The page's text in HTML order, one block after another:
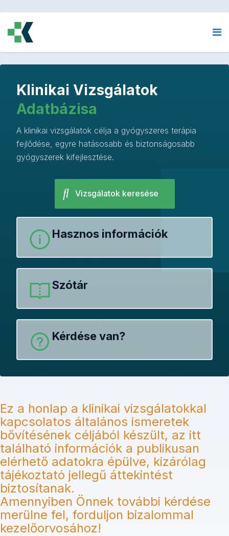
Klinikai Vizsgálatok
Adatbázisa
A klinikai vizsgálatok célja a gyógyszeres terápia
fejlődése, egyre hatásosabb és biztonságosabb
gyógyszerek kifejlesztése.
Vizsgálatok keresése
Hasznos információk
Szótár
Kérdése van?
Ez a honlap a klinikai vizsgálatokkal
kapcsolatos általános ismeretek
bővítésének céljából készült, az itt
található információk a publikusan
elérhető adatokra épülve, kizárólag
tájékoztató jellegű áttekintést
biztosítanak.
Amennyiben Önnek további kérdése
merülne fel, forduljon bizalommal
kezelőorvosához!